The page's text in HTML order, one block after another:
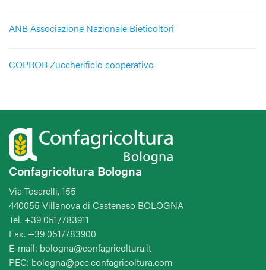
ANB Associazione Nazionale Bieticoltori
COPROB Zuccherificio cooperativo
Confagricoltura Bologna
Via Tosarelli, 155
440055 Villanova di Castenaso BOLOGNA
Tel. +39 051/783911
Fax. +39 051/783900
E-mail: bologna@confagricoltura.it
PEC: bologna@pec.confagricoltura.com